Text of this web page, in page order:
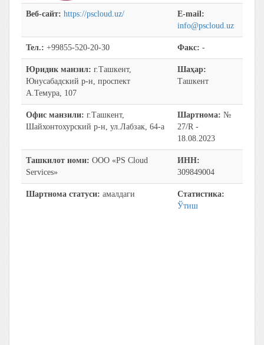
Веб-сайт: https://pscloud.uz/
E-mail:
info@pscloud.uz
Тел.: +99855-520-20-30 Факс: -
Юридик манзил: г.Ташкент,
Юнусабадский р-н, проспект
А.Темура, 107
Шаҳар:
Ташкент
Офис манзили: г.Ташкент,
Шайхонтохурский р-н, ул.Лабзак, 64-а
Шартнома: №
27/R -
18.08.2023
Ташкилот номи: ООО «PS Cloud
Services»
ИНН:
309849004
Шартнома статуси: амалдаги
Статистика:
Ўтиш